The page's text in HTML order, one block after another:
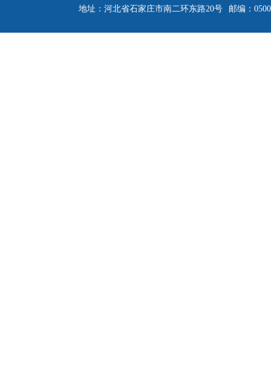
地址：河北省石家庄市南二环东路20号
邮编：